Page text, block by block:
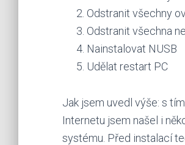
Odstranit všechny
Odstranit všechna
Nainstalovat NUSB
Udělat restart PC
Jak jsem uvedl výše: s
Internetu jsem našel i
systému. Před instalací